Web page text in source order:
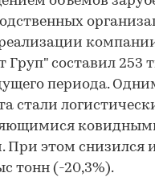
Груп" составил 253
периода.
стали
При этом снизился
тонн (-20,3%).